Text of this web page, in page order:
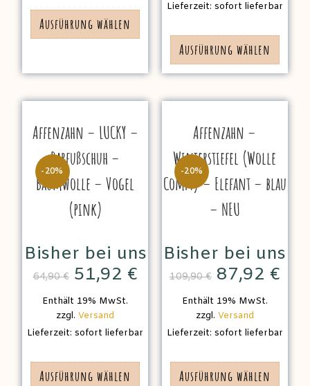
Ausführung wählen
Lieferzeit: sofort lieferbar
Ausführung wählen
-20%
Affenzahn – LUCKY –
Barfußschuh –
Baumwolle – Vogel
(pink)
Bisher bei uns
64,90€ 51,92 €
Enthält 19% MwSt.
zzgl.Versand
Lieferzeit: sofort lieferbar
Ausführung wählen
-20%
Affenzahn –
Winterstiefel (Wolle
Comfy) – Elefant – blau
– NEU
Bisher bei uns
109,90€ 87,92 €
Enthält 19% MwSt.
zzgl. Versand
Lieferzeit: sofort lieferbar
Ausführung wählen